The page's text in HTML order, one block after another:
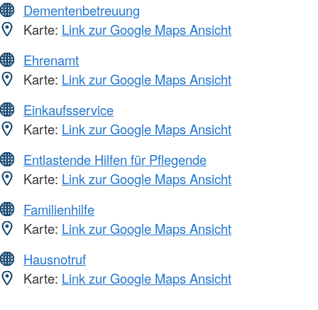
Dementenbetreuung
Karte: Link zur Google Maps Ansicht
Ehrenamt
Karte: Link zur Google Maps Ansicht
Einkaufsservice
Karte: Link zur Google Maps Ansicht
Entlastende Hilfen für Pflegende
Karte: Link zur Google Maps Ansicht
Familienhilfe
Karte: Link zur Google Maps Ansicht
Hausnotruf
Karte: Link zur Google Maps Ansicht